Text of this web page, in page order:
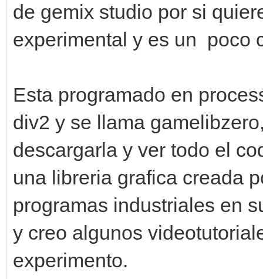
de gemix studio por si
experimental y es un poco
Esta programado en
div2 y se llama
descargarla y ver todo el
una libreria grafica creada
programas industriales en
y creo algunos
experimento.